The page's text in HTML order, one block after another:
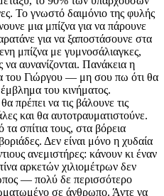
Το γνωστό δαιμόνιο της φυλής
μια μπίζνα για να πάρουνε
για να ξαποστάσουνε στα
μπίζνα με γυμνοσάλιαγκες,
να αυνανίζονται. Πανάκεια η
του Γιώργου — μη σου πω ότι θα
του κινήματος.
πρέπει να τις βάλουνε τις
και θα αυτοτραυματιστούνε.
σπίτια τους, στα βόρεια
Δεν είναι μόνο η χυδαία
ανεμιστήρες: κάνουν κι έναν
αρκετών χιλιομέτρων δεν
— πολύ δε περισσότερο
σε άνθρωπο. Άντε να